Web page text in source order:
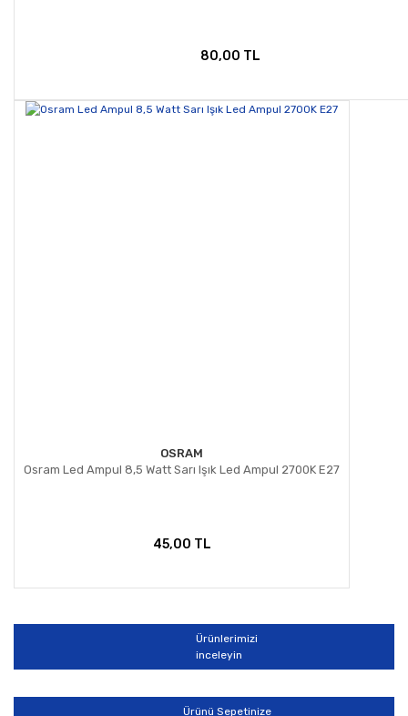
80,00 TL
OSRAM
Osram Led Ampul 8,5 Watt Sarı Işık Led Ampul 2700K E27
45,00 TL
Ürünlerimizi
inceleyin
Ürünü Sepetinize